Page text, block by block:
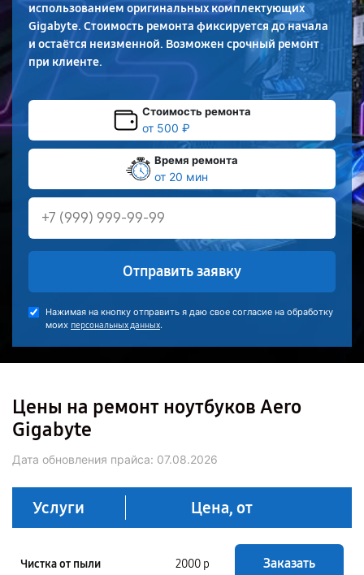
использованием оригинальных комплектующих
Gigabyte. Стоимость ремонта фиксируется до начала
и остаётся неизменной. Возможен срочный ремонт
при клиенте.
Стоимость ремонта
от 500 ₽
Время ремонта
от 20 мин
Отправить заявку
Нажимая на кнопку отправить я даю свое согласие на обработку
моих персональных данных.
Цены на ремонт ноутбуков Aero
Gigabyte
Дата обновления прайса: 07.08.2026
Услуги Цена, от
Чистка от пыли 2000 р Заказать